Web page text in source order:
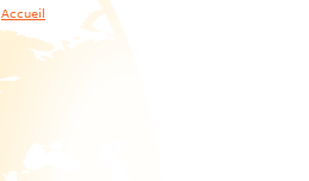
Vous êtes ici
Accueil